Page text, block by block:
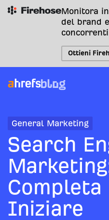
Monitora
del brand
Ottieni
General Marketing
Search
Completa
Iniziare